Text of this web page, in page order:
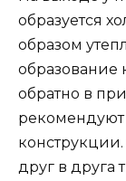
образуется
образом
образование
обратно в
друг в друга